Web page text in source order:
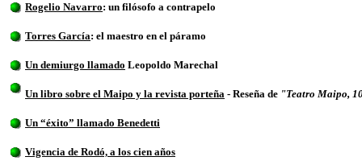
Rogelio Navarro: un filósofo a contrapelo
Torres García: el maestro en el páramo
Un demiurgo llamado Leopoldo Marechal
Un libro sobre el Maipo y la revista porteña - Reseña de "Teatro Maipo,
Un “éxito” llamado Benedetti
Vigencia de Rodó, a los cien años